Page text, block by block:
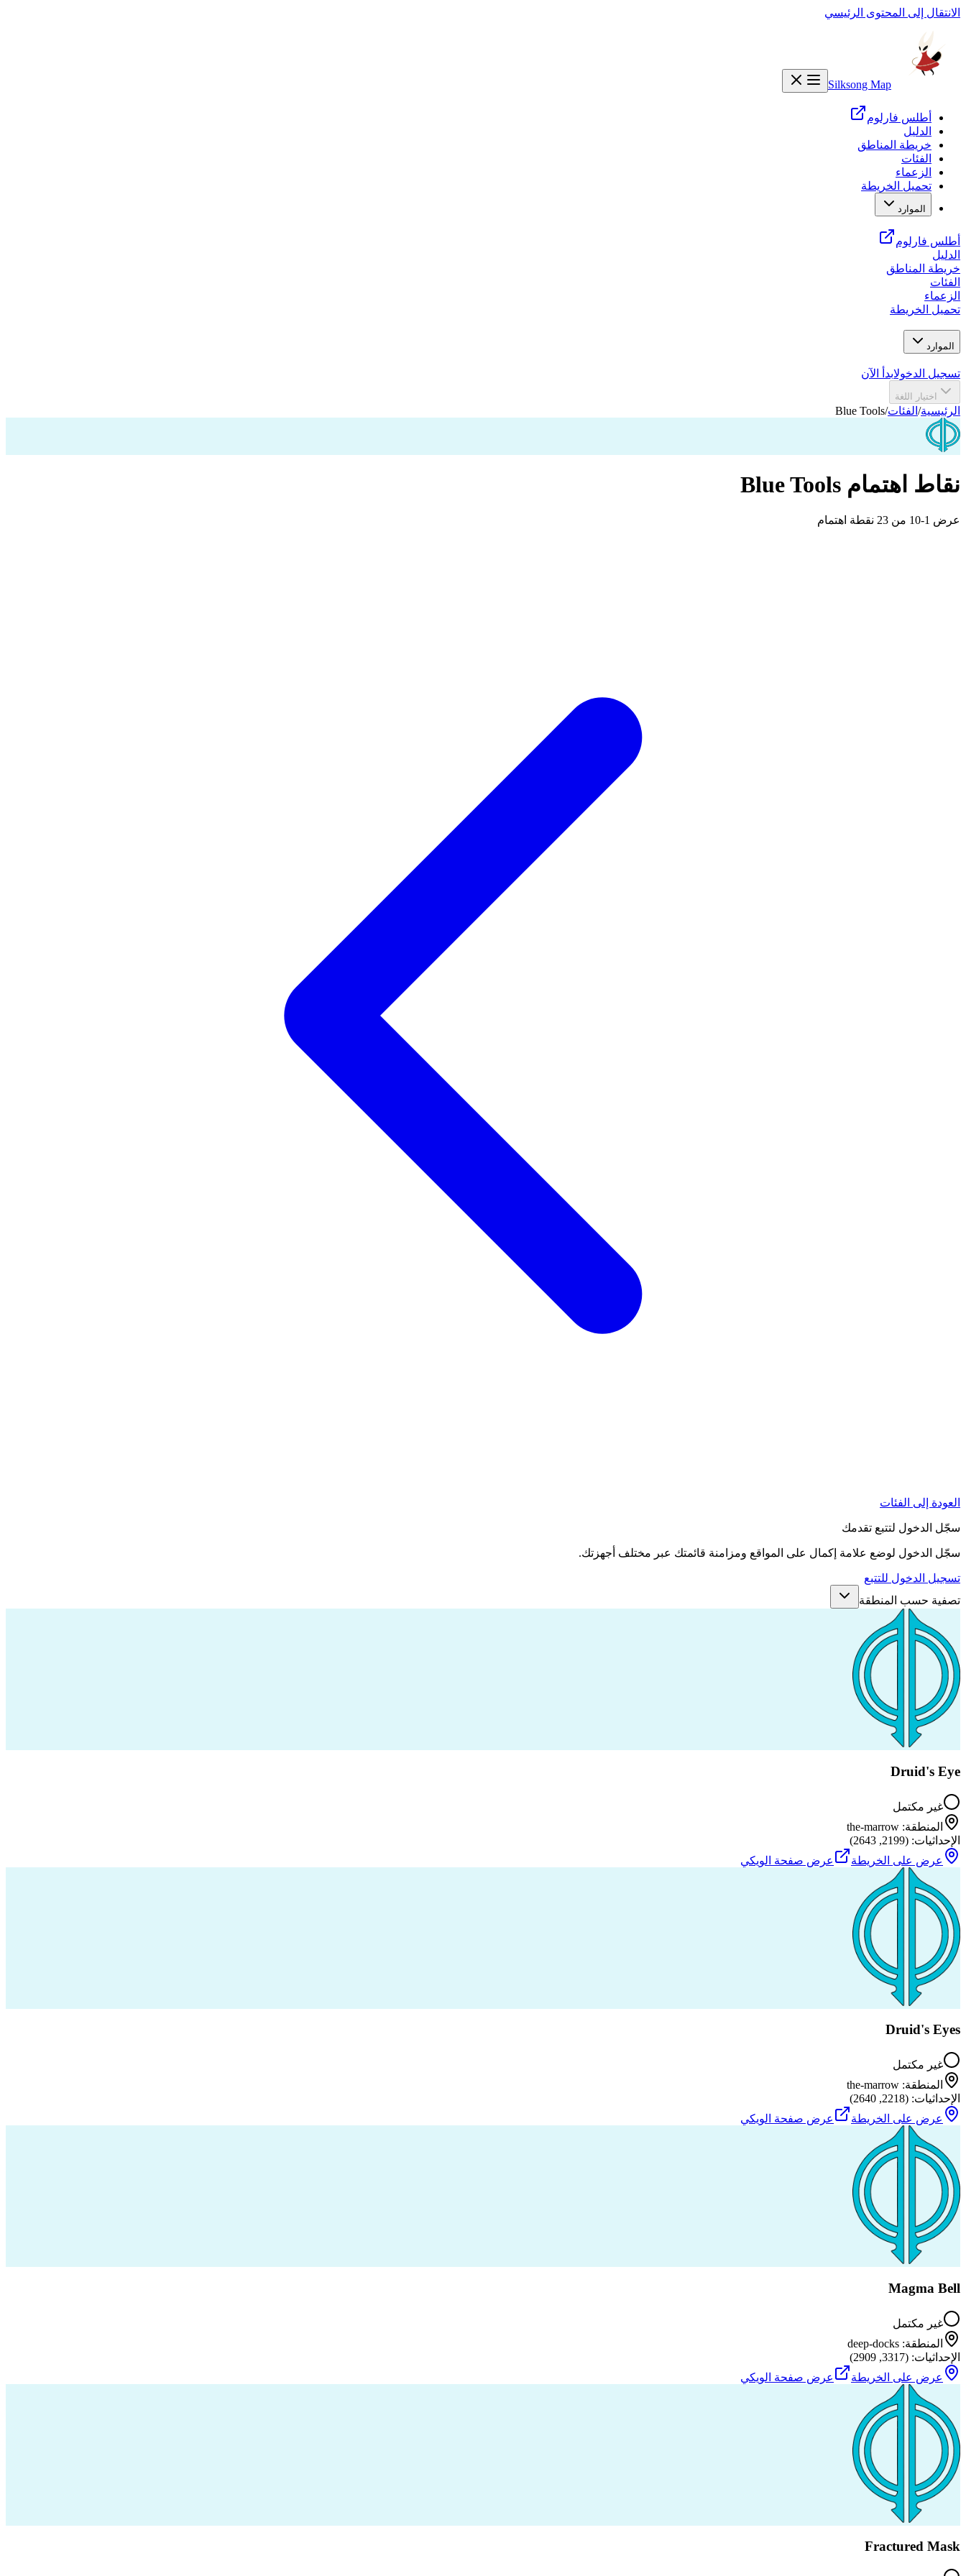
الانتقال إلى المحتوى الرئيسي
Silksong Map
أطلس فارلوم
الدليل
خريطة المناطق
الفئات
الزعماء
تحميل الخريطة
الموارد
أطلس فارلوم
الدليل
خريطة المناطق
الفئات
الزعماء
تحميل الخريطة
الموارد
تسجيل الدخولابدأ الآن
اختيار اللغة
الرئيسية/ الفئات/
Blue Tools
نقاط اهتمام Blue Tools
عرض 1-10 من 23 نقطة اهتمام
العودة إلى الفئات
سجّل الدخول لتتبع تقدمك
سجّل الدخول لوضع علامة إكمال على المواقع ومزامنة قائمتك عبر مختلف أجهزتك.
تسجيل الدخول للتتبع
تصفية حسب المنطقة
Druid's Eye
غير مكتمل
المنطقة:
the-marrow
الإحداثيات: (
2199
,
2643
)
عرض على الخريطة
عرض صفحة الويكي
Druid's Eyes
غير مكتمل
المنطقة:
the-marrow
الإحداثيات: (
2218
,
2640
)
عرض على الخريطة
عرض صفحة الويكي
Magma Bell
غير مكتمل
المنطقة:
deep-docks
الإحداثيات: (
3317
,
2909
)
عرض على الخريطة
عرض صفحة الويكي
Fractured Mask